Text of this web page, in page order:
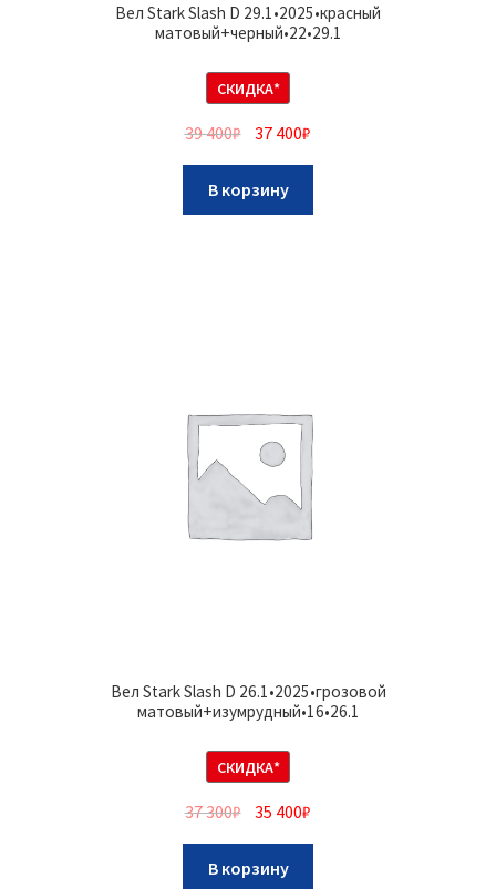
Вел Stark Slash D 29.1•2025•красный
матовый+черный•22•29.1
СКИДКА*
39 400₽ 37 400₽
В корзину
Вел Stark Slash D 26.1•2025•грозовой
матовый+изумрудный•16•26.1
СКИДКА*
37 300₽ 35 400₽
В корзину